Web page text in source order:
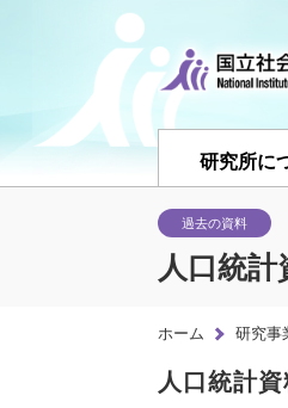
研究所に
過去の資料
人口統計
ホーム 研究事
人口統計